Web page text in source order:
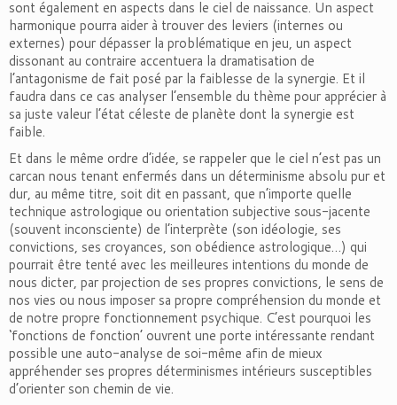
sont également en aspects dans le ciel de naissance. Un aspect
harmonique pourra aider à trouver des leviers (internes ou
externes) pour dépasser la problématique en jeu, un aspect
dissonant au contraire accentuera la dramatisation de
l’antagonisme de fait posé par la faiblesse de la synergie. Et il
faudra dans ce cas analyser l’ensemble du thème pour apprécier à
sa juste valeur l’état céleste de planète dont la synergie est
faible.
Et dans le même ordre d’idée, se rappeler que le ciel n’est pas un
carcan nous tenant enfermés dans un déterminisme absolu pur et
dur, au même titre, soit dit en passant, que n’importe quelle
technique astrologique ou orientation subjective sous-jacente
(souvent inconsciente) de l’interprète (son idéologie, ses
convictions, ses croyances, son obédience astrologique…) qui
pourrait être tenté avec les meilleures intentions du monde de
nous dicter, par projection de ses propres convictions, le sens de
nos vies ou nous imposer sa propre compréhension du monde et
de notre propre fonctionnement psychique. C’est pourquoi les
‘fonctions de fonction’ ouvrent une porte intéressante rendant
possible une auto-analyse de soi-même afin de mieux
appréhender ses propres déterminismes intérieurs susceptibles
d’orienter son chemin de vie.